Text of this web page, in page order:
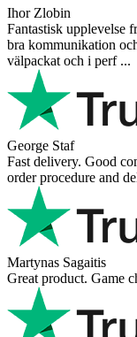
Ihor Zlobin
Fantastisk upplevelse
bra kommunikation
välpackat och i perf ...
George Staf
Fast delivery. Good
order procedure and
Martynas Sagaitis
Great product. Game